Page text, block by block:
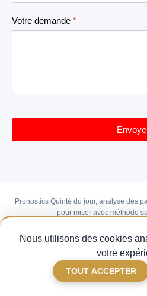
Votre demande *
Pronostics Quinté du jour, analyse des
pour miser avec méthode
Contact
©
Nous utilisons des cookies
votre
TOUT ACCEPTER